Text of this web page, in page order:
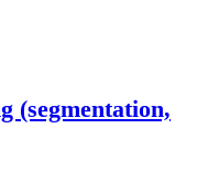
(segmentation,